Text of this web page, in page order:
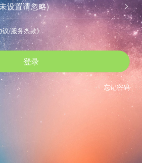

设置请忽略)
议/服务条款》
登录
忘记密码